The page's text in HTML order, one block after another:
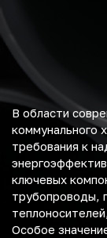
В области
коммунального
требования к
ключевых
трубопроводы,
Особое